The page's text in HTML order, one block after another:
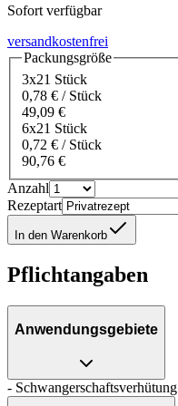
Sofort verfügbar
versandkostenfrei
Packungsgröße
3x21 Stück
0,78 € / Stück
49,09 €
6x21 Stück
0,72 € / Stück
90,76 €
Anzahl
Rezeptart
In den Warenkorb
Pflichtangaben
Anwendungsgebiete
- Schwangerschaftsverhütung